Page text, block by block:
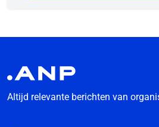
Altijd relevante berichten van